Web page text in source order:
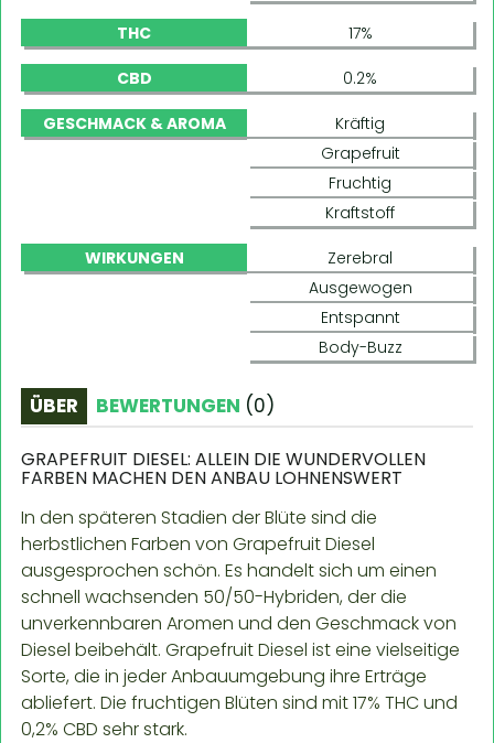
THC 17%
CBD 0.2%
GESCHMACK & AROMA
Kräftig
Grapefruit
Fruchtig
Kraftstoff
WIRKUNGEN
Zerebral
Ausgewogen
Entspannt
Body-Buzz
ÜBER BEWERTUNGEN (0)
GRAPEFRUIT DIESEL: ALLEIN DIE WUNDERVOLLEN
FARBEN MACHEN DEN ANBAU LOHNENSWERT
In den späteren Stadien der Blüte sind die
herbstlichen Farben von Grapefruit Diesel
ausgesprochen schön. Es handelt sich um einen
schnell wachsenden 50/50-Hybriden, der die
unverkennbaren Aromen und den Geschmack von
Diesel beibehält. Grapefruit Diesel ist eine vielseitige
Sorte, die in jeder Anbauumgebung ihre Erträge
abliefert. Die fruchtigen Blüten sind mit 17% THC und
0,2% CBD sehr stark.